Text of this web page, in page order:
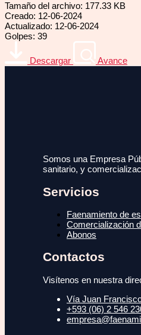
Tamaño del archivo: 177.33 KB
Creado: 12-06-2024
Actualizado: 12-06-2024
Golpes: 39
Descargar Avance
Somos una Empresa
sanitario, y
Servicios
Faenamiento de
Comercialización
Abonos
Contactos
Visítenos en nuestra
Vía Juan
+593 (06) 2 546